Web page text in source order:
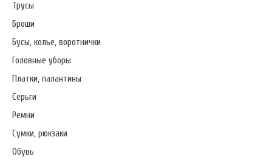
Трусы
Броши
Бусы, колье, воротнички
Головные уборы
Платки, палантины
Серьги
Ремни
Сумки, рюкзаки
Обувь